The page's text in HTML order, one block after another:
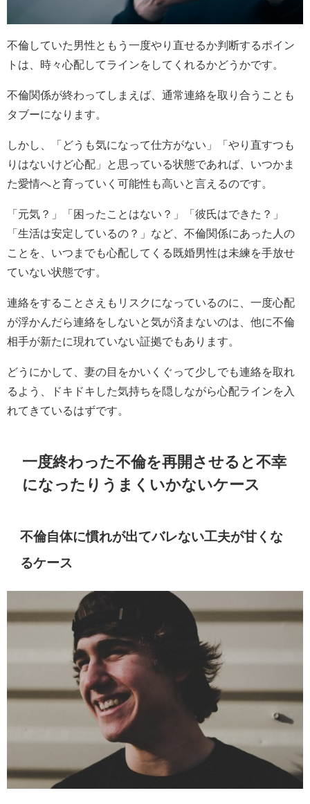
不倫していた男性ともう一度やり直せるか判断するポイン
トは、時々心配してラインをしてくれるかどうかです。
不倫関係が終わってしまえば、通常連絡を取り合うことも
タブーになります。
しかし、「どうも気になって仕方がない」「やり直すつも
りはないけど心配」と思っている状態であれば、いつかま
た愛情へと育っていく可能性も高いと言えるのです。
「元気？」「困ったことはない？」「彼氏はできた？」
「生活は安定しているの？」など、不倫関係にあった人の
ことを、いつまでも心配してくる既婚男性は未練を手放せ
ていない状態です。
連絡をすることさえもリスクになっているのに、一度心配
が浮かんだら連絡をしないと気が済まないのは、他に不倫
相手が新たに現れていない証拠でもあります。
どうにかして、妻の目をかいくぐって少しでも連絡を取れ
るよう、ドキドキした気持ちを隠しながら心配ラインを入
れてきているはずです。
一度終わった不倫を再開させると不幸
になったりうまくいかないケース
不倫自体に慣れが出てバレない工夫が甘くな
るケース